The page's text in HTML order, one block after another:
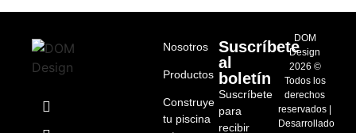
Nosotros
Productos
Construye
tu piscina
Suscríbete
al
boletín
Suscríbete
para
recibir
DOM
Design
2026 ©
Todos los
derechos
reservados |
Desarrollado